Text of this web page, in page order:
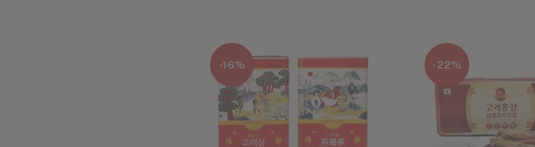
-16% -22%